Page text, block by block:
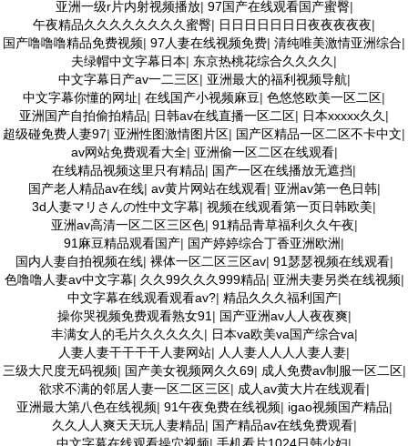
亚洲一级r片内射视频播放| 97国产在线观看国产蜜臀|
午夜精品久久久久久久久久蜜臀| 日日日日日日日夜夜夜夜夜|
国产噜噜噜精品免费视频| 97人妻在线视频免费| 清纯唯美激情亚洲综合|
夫绿帽中文字幕日本| 东京热桃花综合久久久久 |
中文字幕日产av一二三区| 亚洲最大的福利视频导航|
中文字幕你懂的网址| 在线国产小视频麻豆| 色悠悠欧美一区二区|
亚洲国产自拍偷拍精品| 日韩av在线直播一区二区| 日本xxxxx久久 |
超级碰免费人妻97| 亚洲性图激情图片区| 国产区精品一区二区不卡中文|
av网站免费观看大全| 亚洲偷一区二区在线观看|
在线精品视频这里只有精品| 国产一区在线播放无遮挡|
国产老人精品av在线| av黄片网站在线观看| 亚洲av第一色日韩|
3d人妻マリさんの性中文字幕| 视频在线观看第一页日韩欧美|
亚洲av高清一区二区三区色| 91精品青草福利久久午夜|
91麻豆精品观看国产| 国产婷婷综合丁香亚洲欧洲|
国内人妻自拍视频在线| 裸体一区二区三区av| 91瑟瑟视频在线观看|
色噜噜人妻av中文字幕| 久久99久久久999精品| 亚洲夫妻另类在线视频|
中文字幕在线观看观看av?| 精品久久久福利国产|
操你哭视频免费观看熟女91 | 国产亚洲av人人夜夜爽|
丰满女人的毛片久久久久久 | 日本va欧美va国产综合va|
人妻人妻干干干干人妻网站| 人人妻人人人人妻人妻|
三级大尺度无码视频| 国产美女视频网久久69| 成人免费av制服一区二区|
欲求不满的邻居人妻一区二区三区| 成人av黄大片在线观看|
亚洲最大第八色在线视频| 91午夜免费在线视频| igao视频国产精品|
久久人人爽天天玩人妻精品| 国产精品av在线免费观看|
中文字幕在线观看操穴视频| 手机看片1024日韩少妇|